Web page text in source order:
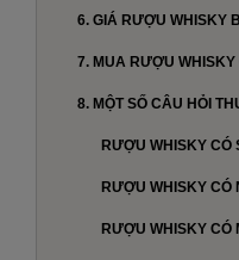
6. GIÁ RƯỢU WHISKY
7. MUA RƯỢU
8. MỘT SỐ CÂU HỎI
RƯỢU WHISKY CÓ
RƯỢU WHISKY CÓ
RƯỢU WHISKY CÓ